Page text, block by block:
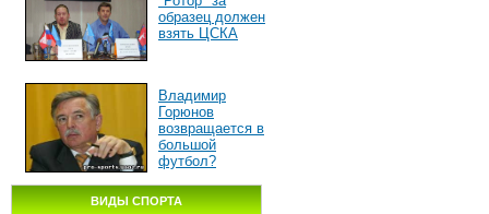
образец должен
взять ЦСКА
Владимир
Горюнов
возвращается в
большой
футбол?
ВИДЫ СПОРТА